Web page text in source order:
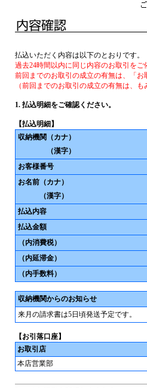
払込いただく内容は以下のとおりです。
過去24時間以内に同じ内容のお取引をご
前回までのお取引の成立の有無は、「
（前回までのお取引の成立の有無は、
1. 払込明細をご確認ください。
【払込明細】
収納機関 （カナ）
（漢字）
お客様番号
お名前（カナ）
（漢字）
払込内容
払込金額
（内消費税）
（内延滞金）
（内手数料）
収納機関からのお知らせ
来月の請求書は5日頃発送予定です。
【お引落口座】
お取引店
本店営業部